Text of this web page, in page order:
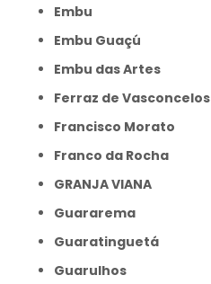
Embu
Embu Guaçú
Embu das Artes
Ferraz de Vasconcelos
Francisco Morato
Franco da Rocha
GRANJA VIANA
Guararema
Guaratinguetá
Guarulhos